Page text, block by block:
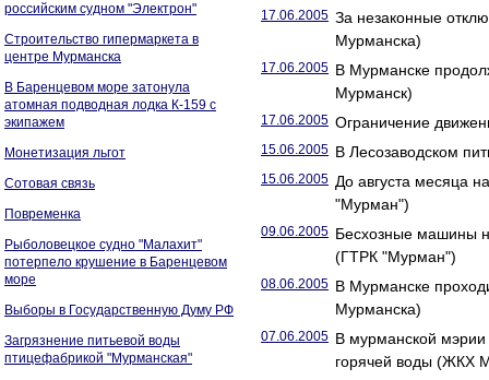
российским судном "Электрон"
Строительство гипермаркета в
центре Мурманска
В Баренцевом море затонула
атомная подводная лодка К-159 с
экипажем
Монетизация льгот
Сотовая связь
Повременка
Рыболовецкое судно "Малахит"
потерпело крушение в Баренцевом
море
Выборы в Государственную Думу РФ
Загрязнение питьевой воды
птицефабрикой "Мурманская"
17.06.2005 За незаконные
Мурманска)
17.06.2005 В Мурманске
Мурманск)
17.06.2005 Ограничение
15.06.2005 В Лесозаводском
15.06.2005 До августа месяца
"Мурман")
09.06.2005 Бесхозные машины
(ГТРК "Мурман")
08.06.2005 В Мурманске
Мурманска)
07.06.2005 В мурманской мэрии
горячей воды (ЖКХ